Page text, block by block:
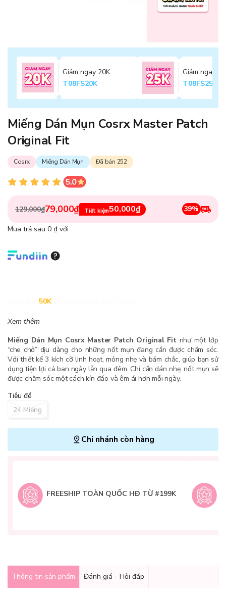
Giảm ngay 20K
T08FS20K
Giảm ngay
T08FS25K
Miếng Dán Mụn Cosrx Master Patch
Original Fit
Cosrx Miếng Dán Mụn Đã bán 252
129,000₫79,000₫ Tiết kiệm50,000₫ 39%
Mua trả sau 0 ₫ với
50K
Xem thêm
Miếng Dán Mụn Cosrx Master Patch Original Fitnhư một lớp
“che chở” dịu dàng cho những nốt mụn đang cần được chăm sóc.
Với thiết kế 3 kích cỡ linh hoạt, mỏng nhẹ và bám chắc, giúp bạn sử
dụng tiện lợi cả ban ngày lẫn qua đêm. Chỉ cần dán nhẹ, nốt mụn sẽ
được chăm sóc một cách kín đáo và êm ái hơn mỗi ngày.
Tiêu đề
24 Miếng
Chi nhánh còn hàng
FREESHIP TOÀN QUỐC HĐ TỪ #199K
Thông tin sản phẩm Đánh giá - Hỏi đáp